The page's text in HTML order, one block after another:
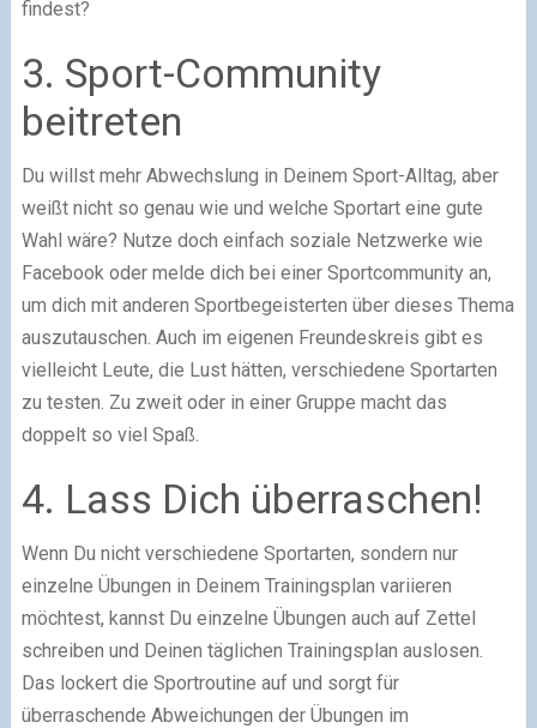
findest?
3. Sport-Community
beitreten
Du willst mehr Abwechslung in Deinem Sport-Alltag, aber
weißt nicht so genau wie und welche Sportart eine gute
Wahl wäre? Nutze doch einfach soziale Netzwerke wie
Facebook oder melde dich bei einer Sportcommunity an,
um dich mit anderen Sportbegeisterten über dieses Thema
auszutauschen. Auch im eigenen Freundeskreis gibt es
vielleicht Leute, die Lust hätten, verschiedene Sportarten
zu testen. Zu zweit oder in einer Gruppe macht das
doppelt so viel Spaß.
4. Lass Dich überraschen!
Wenn Du nicht verschiedene Sportarten, sondern nur
einzelne Übungen in Deinem Trainingsplan variieren
möchtest, kannst Du einzelne Übungen auch auf Zettel
schreiben und Deinen täglichen Trainingsplan auslosen.
Das lockert die Sportroutine auf und sorgt für
überraschende Abweichungen der Übungen im